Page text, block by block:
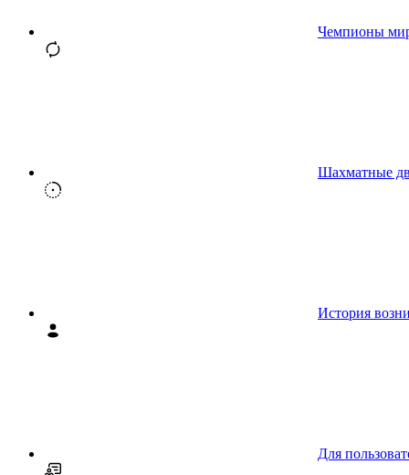
Чемпионы
Шахматные
История
Для